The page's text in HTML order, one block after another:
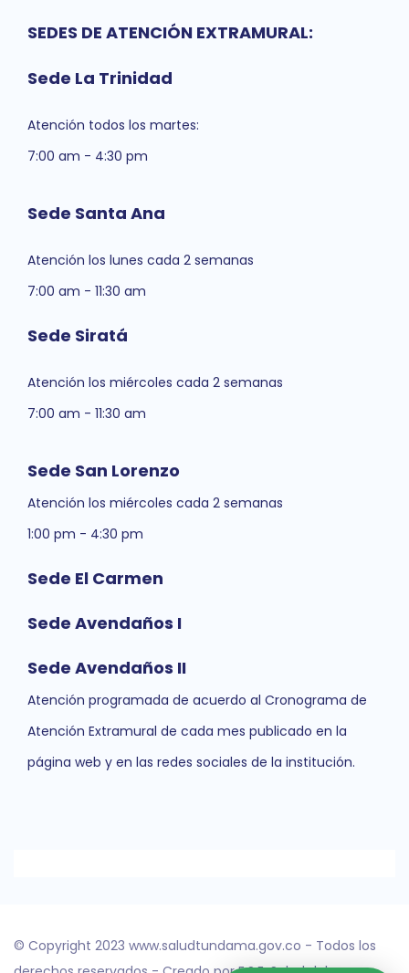
SEDES DE ATENCIÓN EXTRAMURAL:
Sede La Trinidad
Atención todos los martes:
7:00 am - 4:30 pm
Sede Santa Ana
Atención los lunes cada 2 semanas
7:00 am - 11:30 am
Sede Siratá
Atención los miércoles cada 2 semanas
7:00 am - 11:30 am
Sede San Lorenzo
Atención los miércoles cada 2 semanas
1:00 pm - 4:30 pm
Sede El Carmen
Sede Avendaños I
Sede Avendaños II
Atención programada de acuerdo al Cronograma de
Atención Extramural de cada mes publicado en la
página web y en las redes sociales de la institución.
© Copyright 2023 www.saludtundama.gov.co - Todos los